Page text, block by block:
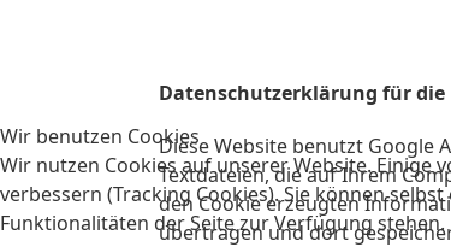
Datenschutzerklärung für
Diese Website benutzt Google
Textdateien, die auf Ihrem
den Cookie erzeugten
übertragen und dort
Wir benutzen Cookies
Wir nutzen Cookies auf unserer Website. Einige
verbessern (Tracking Cookies). Sie können
Funktionalitäten der Seite zur Verfügung stehen.